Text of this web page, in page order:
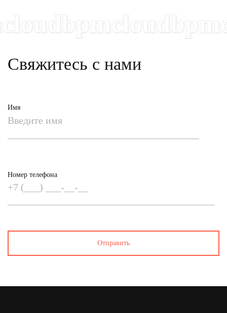
Свяжитесь с нами
Имя
Номер телефона